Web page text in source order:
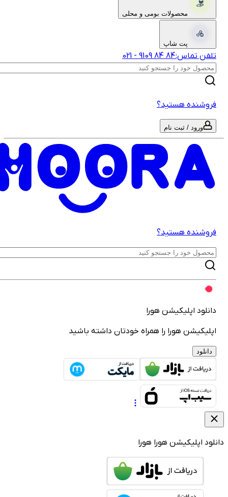
محصولات بومی و محلی
پت شاپ
تماس: 021-‎9109‎ ‎84‎ ‎84‎
هستید؟
ورود / ثبت نام
هستید؟
اپلیکیشن هورا
هورا را همراه خودتان داشته باشید
دانلود
اپلیکیشن هوراهورا